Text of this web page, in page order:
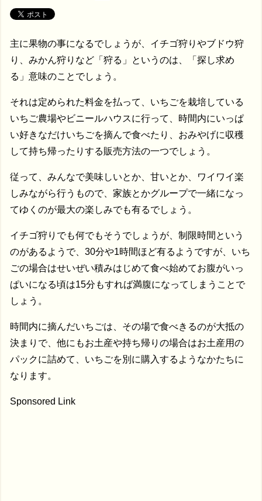
主に果物の事になるでしょうが、イチゴ狩りやブドウ狩
り、みかん狩りなど「狩る」というのは、「探し求め
る」意味のことでしょう。
それは定められた料金を払って、いちごを栽培している
いちご農場やビニールハウスに行って、時間内にいっぱ
い好きなだけいちごを摘んで食べたり、おみやげに収穫
して持ち帰ったりする販売方法の一つでしょう。
従って、みんなで美味しいとか、甘いとか、ワイワイ楽
しみながら行うもので、家族とかグループで一緒になっ
てゆくのが最大の楽しみでも有るでしょう。
イチゴ狩りでも何でもそうでしょうが、制限時間という
のがあるようで、30分や1時間ほど有るようですが、いち
ごの場合はせいぜい積みはじめて食べ始めてお腹がいっ
ぱいになる頃は15分もすれば満腹になってしまうことで
しょう。
時間内に摘んだいちごは、その場で食べきるのが大抵の
決まりで、他にもお土産や持ち帰りの場合はお土産用の
パックに詰めて、いちごを別に購入するようなかたちに
なります。
Sponsored Link